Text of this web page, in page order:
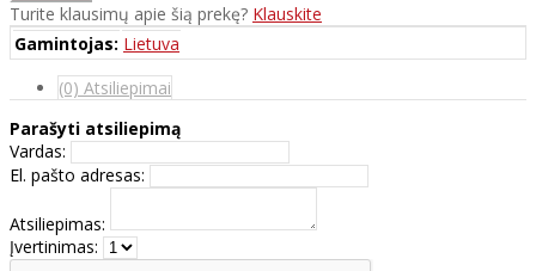
Turite klausimų apie šią prekę? Klauskite
Gamintojas: Lietuva
(0) Atsiliepimai
Parašyti atsiliepimą
Vardas:
El. pašto adresas:
Atsiliepimas:
Įvertinimas: